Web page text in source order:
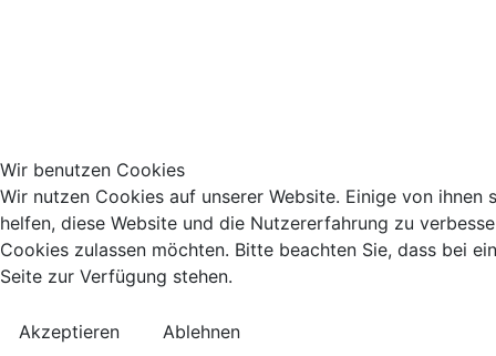
Wir benutzen Cookies
Wir nutzen Cookies auf unserer Website. Einige von
helfen, diese Website und die Nutzererfahrung zu
Cookies zulassen möchten. Bitte beachten Sie, dass bei
Seite zur Verfügung stehen.
Akzeptieren Ablehnen